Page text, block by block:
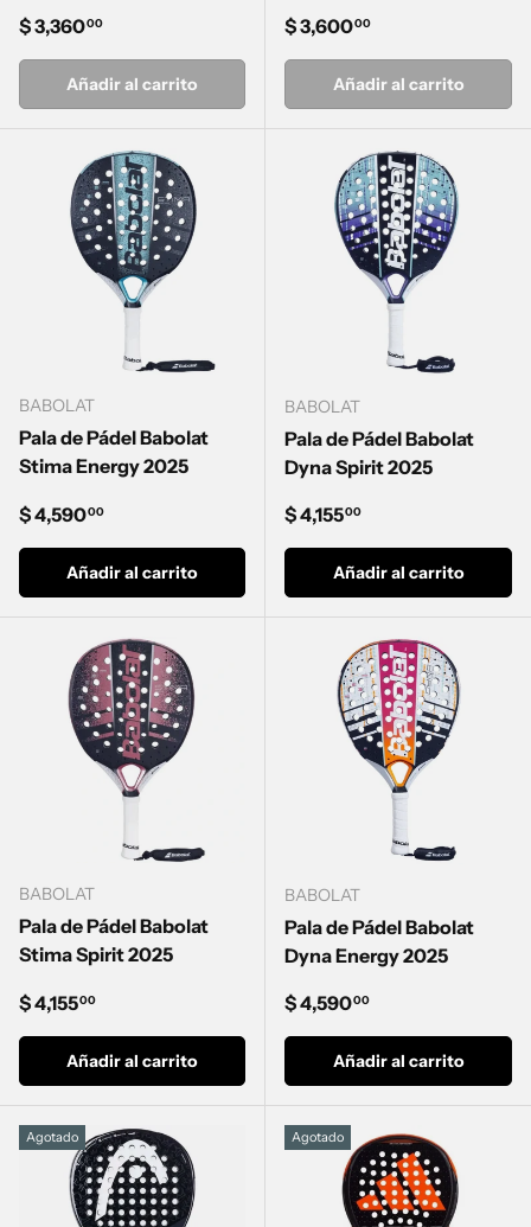
Precio normal
$ 3,36000
Añadir al carrito
Precio normal
$ 3,60000
Añadir al carrito
BABOLAT
Pala de Pádel Babolat
Stima Energy 2025
Precio normal
$ 4,59000
Añadir al carrito
BABOLAT
Pala de Pádel Babolat
Dyna Spirit 2025
Precio normal
$ 4,15500
Añadir al carrito
BABOLAT
Pala de Pádel Babolat
Stima Spirit 2025
Precio normal
$ 4,15500
Añadir al carrito
BABOLAT
Pala de Pádel Babolat
Dyna Energy 2025
Precio normal
$ 4,59000
Añadir al carrito
Agotado Agotado